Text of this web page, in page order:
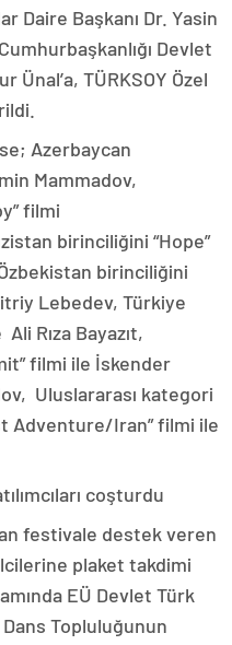
Daire Başkanı Dr. Yasin
Devlet
Ünal’a, TÜRKSOY Özel
Azerbaycan
Mammadov,
filmi
birinciliğini “Hope”
birinciliğini
Lebedev, Türkiye
Rıza Bayazıt,
filmi ile İskender
Uluslararası kategori
Adventure/Iran” filmi ile
coşturdu
festivale destek veren
plaket takdimi
EÜ Devlet Türk
Topluluğunun